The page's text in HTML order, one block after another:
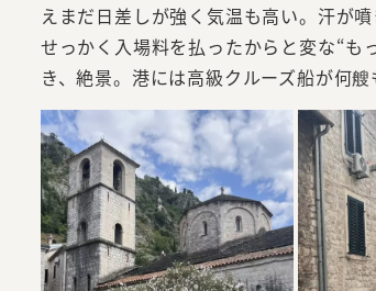
えまだ日差しが強く気温も高い。汗が
せっかく入場料を払ったからと変な“
き、絶景。港には高級クルーズ船が何艘